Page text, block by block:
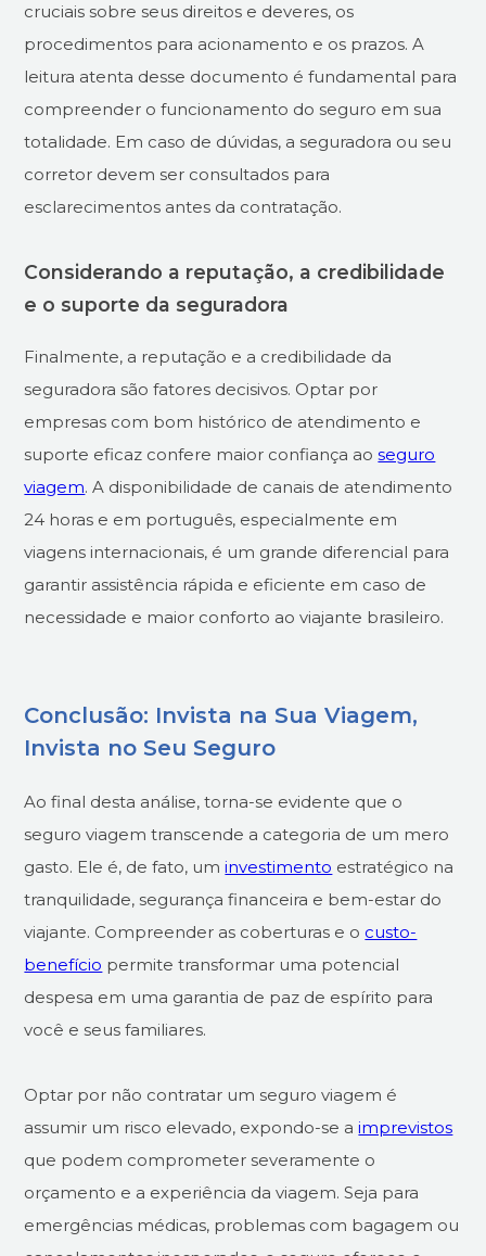
cruciais sobre seus direitos e deveres, os
procedimentos para acionamento e os prazos. A
leitura atenta desse documento é fundamental para
compreender o funcionamento do seguro em sua
totalidade. Em caso de dúvidas, a seguradora ou seu
corretor devem ser consultados para
esclarecimentos antes da contratação.
Considerando a reputação, a credibilidade
e o suporte da seguradora
Finalmente, a reputação e a credibilidade da
seguradora são fatores decisivos. Optar por
empresas com bom histórico de atendimento e
suporte eficaz confere maior confiança aoseguro
viagem. A disponibilidade de canais de atendimento
24 horas e em português, especialmente em
viagens internacionais, é um grande diferencial para
garantir assistência rápida e eficiente em caso de
necessidade e maior conforto ao viajante brasileiro.
Conclusão: Invista na Sua Viagem,
Invista no Seu Seguro
Ao final desta análise, torna-se evidente que o
seguro viagem transcende a categoria de um mero
gasto. Ele é, de fato, uminvestimento estratégico na
tranquilidade, segurança financeira e bem-estar do
viajante. Compreender as coberturas e o custo-
benefício permite transformar uma potencial
despesa em uma garantia de paz de espírito para
você e seus familiares.
Optar por não contratar um seguro viagem é
assumir um risco elevado, expondo-se aimprevistos
que podem comprometer severamente o
orçamento e a experiência da viagem. Seja para
emergências médicas, problemas com bagagem ou